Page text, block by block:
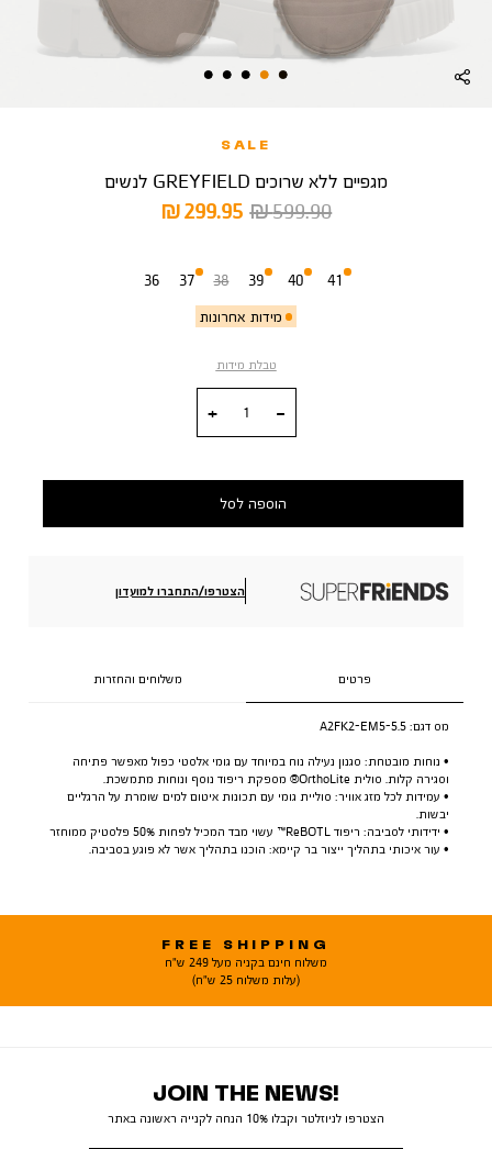
SALE
מגפיים ללא שרוכים GREYFIELD לנשים
מחיר
299.95 ₪
מחיר
599.90 ₪
36 37
מידות אחרונות
38 39 40 41
טבלת מידות
הוספה לסל
הצטרפו/התחברו למועדון
פרטים משלוחים והחזרות
מס דגם: A2FK2-EM5-5.5
• נוחות מובטחת: סגנון נעילה נוח במיוחד עם גומי אלסטי כפול מאפשר פתיחה
וסגירה קלות. סולית OrthoLite® מספקת ריפוד נוסף ונוחות מתמשכת.
• עמידות לכל מזג אוויר: סוליית גומי עם תכונות איטום למים שומרת על הרגליים
יבשות.
• ידידותי לסביבה: ריפוד ReBOTL™ עשוי מבד המכיל לפחות 50% פלסטיק ממוחזר
• עור איכותי בתהליך ייצור בר קיימא: הוכנו בתהליך אשר לא פוגע בסביבה.
FREE SHIPPING
משלוח חינם בקניה מעל 249 ש"ח
(עלות משלוח 25 ש"ח)
JOIN THE NEWS!
הצטרפו לניוזלטר וקבלו 10% הנחה לקנייה ראשונה באתר